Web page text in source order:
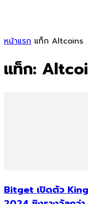
หน้าแรก แท็ก Altcoins
แท็ก:
Bitget เปิดตัว